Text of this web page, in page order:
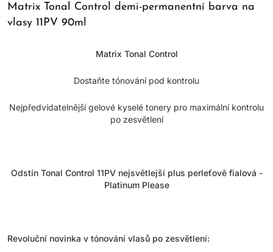
Matrix Tonal Control demi-permanentní barva na
vlasy 11PV 90ml
Matrix Tonal Control
Dostaňte tónování pod kontrolu
Nejpředvídatelnější gelové kyselé tonery pro maximální kontrolu
po zesvětlení
Odstín Tonal Control 11PV nejsvětlejší plus perleťově fialová -
Platinum Please
Revoluční novinka v tónování vlasů po zesvětlení: